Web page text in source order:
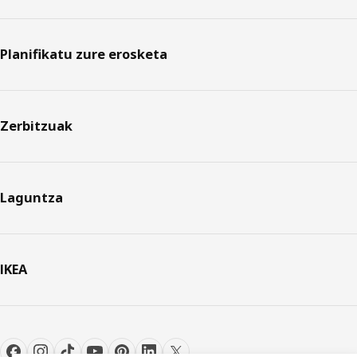
Planifikatu zure erosketa
Zerbitzuak
Laguntza
IKEA